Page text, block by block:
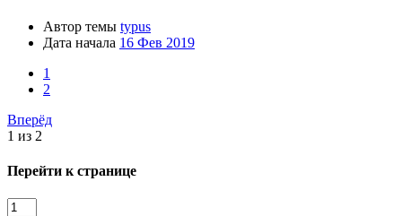
Автор темы typus
Дата начала 16 Фев 2019
1
2
Вперёд
1 из 2
Перейти к странице